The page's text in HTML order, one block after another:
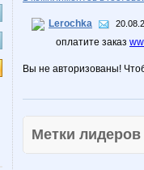
Lerochka
оплатите заказ
Вы не авторизованы!
Метки